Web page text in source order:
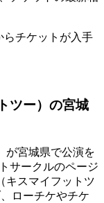
らチケットが入手
ツー）の宮城
が宮城県で公演を
サークルのページ
キスマイフットツ
ローチケやチケ